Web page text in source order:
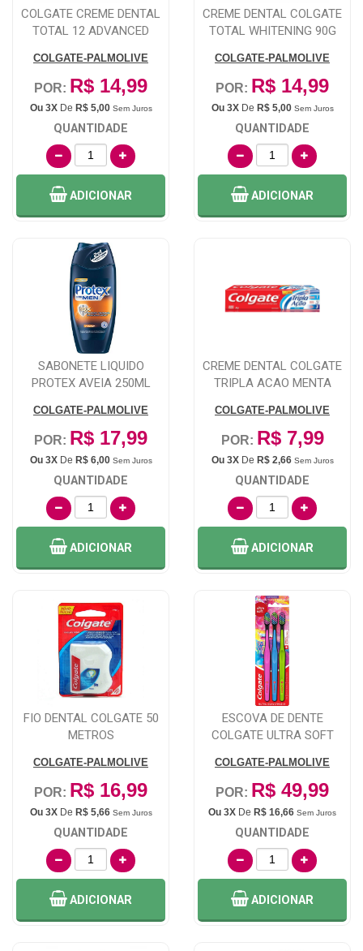
COLGATE CREME DENTAL
TOTAL 12 ADVANCED
COLGATE-PALMOLIVE
POR: R$ 14,99
Ou 3XDe R$ 5,00 Sem Juros
QUANTIDADE
ADICIONAR
CREME DENTAL COLGATE
TOTAL WHITENING 90G
COLGATE-PALMOLIVE
POR: R$ 14,99
Ou 3XDe R$ 5,00 Sem Juros
QUANTIDADE
ADICIONAR
SABONETE LIQUIDO
PROTEX AVEIA 250ML
COLGATE-PALMOLIVE
POR: R$ 17,99
Ou 3XDe R$ 6,00 Sem Juros
QUANTIDADE
ADICIONAR
CREME DENTAL COLGATE
TRIPLA ACAO MENTA
COLGATE-PALMOLIVE
POR: R$ 7,99
Ou 3XDe R$ 2,66 Sem Juros
QUANTIDADE
ADICIONAR
FIO DENTAL COLGATE 50
METROS
COLGATE-PALMOLIVE
POR: R$ 16,99
Ou 3XDe R$ 5,66 Sem Juros
QUANTIDADE
ADICIONAR
ESCOVA DE DENTE
COLGATE ULTRA SOFT
COLGATE-PALMOLIVE
POR: R$ 49,99
Ou 3X De R$ 16,66 Sem Juros
QUANTIDADE
ADICIONAR